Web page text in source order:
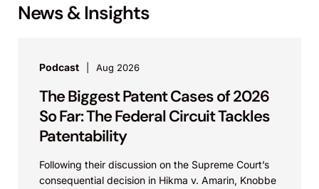
News & Insights
Podcast Aug 2026
The Biggest Patent Cases of 2026
So Far: The Federal Circuit Tackles
Patentability
Following their discussion on the Supreme Court’s
consequential decision in Hikma v. Amarin, Knobbe